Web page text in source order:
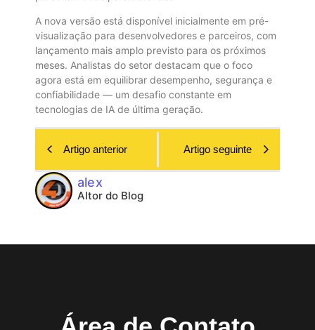
A nova versão está disponível inicialmente em pré-
visualização para desenvolvedores e parceiros, com
lançamento mais amplo previsto para os próximos
meses. Analistas do setor destacam que o foco
agora está em equilibrar desempenho, segurança e
confiabilidade — um desafio constante em
tecnologias de IA de última geração.
Artigo anterior Artigo seguinte
alex
Altor do Blog